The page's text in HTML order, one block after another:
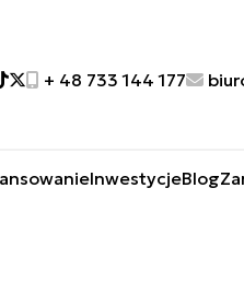
linklinklink
Social link
Social link
+ 48 733 144 177
InwestycjeBlog